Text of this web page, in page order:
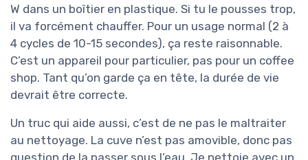
W dans un boîtier en plastique. Si tu le pousses trop,
il va forcément chauffer. Pour un usage normal (2 à
4 cycles de 10-15 secondes), ça reste raisonnable.
C’est un appareil pour particulier, pas pour un coffee
shop. Tant qu’on garde ça en tête, la durée de vie
devrait être correcte.
Un truc qui aide aussi, c’est de ne pas le maltraiter
au nettoyage. La cuve n’est pas amovible, donc pas